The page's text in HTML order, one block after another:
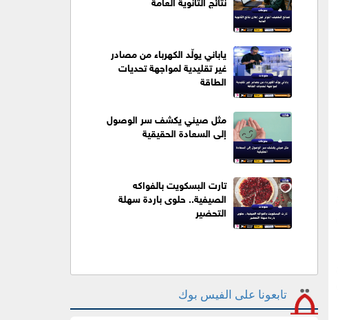
ياباني يولّد الكهرباء من مصادر
غير تقليدية لمواجهة تحديات
الطاقة
مثل صيني يكشف سر الوصول
إلى السعادة الحقيقية
تارت البسكويت بالفواكه
الصيفية.. حلوى باردة سهلة
التحضير
تابعونا على الفيس بوك